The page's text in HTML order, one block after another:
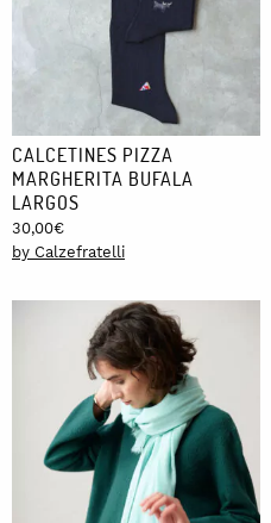
CALCETINES PIZZA
MARGHERITA BUFALA
LARGOS
30,00€
by Calzefratelli